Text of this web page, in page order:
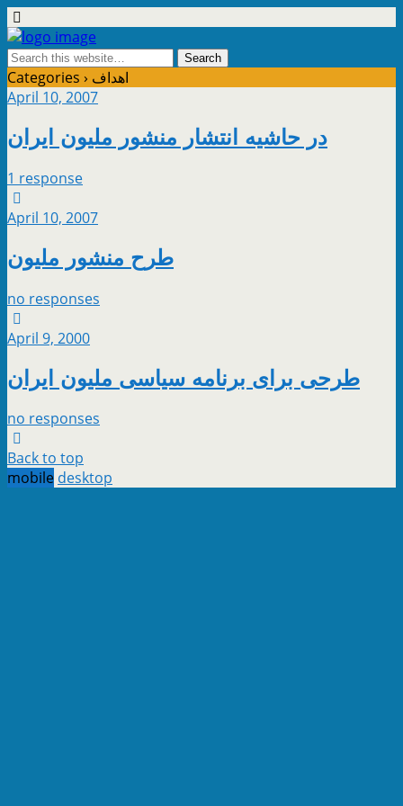
Categories › اهداف
April 10, 2007
در حاشيه انتشار منشور مليون ايران
1 response
April 10, 2007
طرح منشور ملیون
no responses
April 9, 2000
طرحی برای برنامه سياسی مليون ايران
no responses
Back to top
mobile desktop